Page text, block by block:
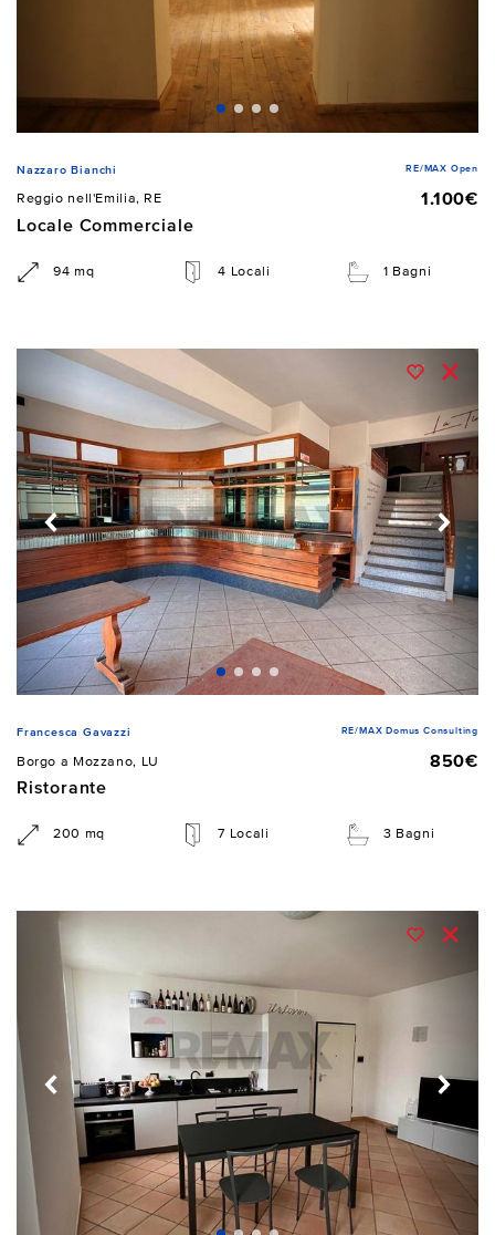
Nazzaro Bianchi RE/MAX Open
Reggio nell'Emilia, RE
1.100€
Locale Commerciale
94 mq 4 Locali 1 Bagni
Francesca Gavazzi RE/MAX Domus Consulting
Borgo a Mozzano, LU
850€
Ristorante
200 mq 7 Locali 3 Bagni